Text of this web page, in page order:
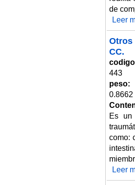
de
Leer
CC.
443
peso:
0.8662
Es un
como:
Leer